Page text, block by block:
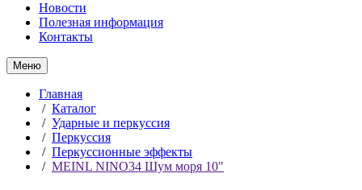
Новости
Полезная информация
Контакты
Меню
Главная
/ Каталог
/ Ударные и перкуссия
/ Перкуссия
/ Перкуссионные эффекты
/ MEINL NINO34 Шум моря 10"